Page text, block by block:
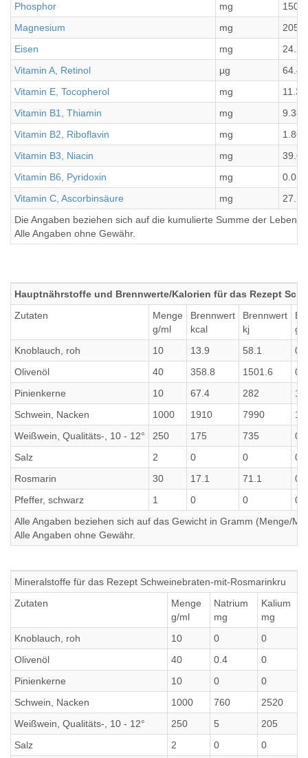
Phosphor
mg
1505
Magnesium
mg
205.8
Eisen
mg
24.2
Vitamin A, Retinol
µg
64.4
Vitamin E, Tocopherol
mg
11.33
Vitamin B1, Thiamin
mg
9.38
Vitamin B2, Riboflavin
mg
1.86
Vitamin B3, Niacin
mg
39.61
Vitamin B6, Pyridoxin
mg
0.05
Vitamin C, Ascorbinsäure
mg
27.1
Die Angaben beziehen sich auf die kumulierte Summe der
Alle Angaben ohne Gewähr.
Hauptnährstoffe und Brennwerte/Kalorien für das Rezept
Zutaten
Menge
g/ml
Brennwert
kcal
Brennwert
kj
g
Knoblauch, roh
10 13.9 58.1
Olivenöl
40 358.8 1501.6
0
Pinienkerne
10 67.4 282
1.3
Schwein, Nacken
1000 1910 7990
Weißwein, Qualitäts-, 10 - 12°
250 175 735
Salz
2 0 0
0
Rosmarin
30 17.1 71.1
Pfeffer, schwarz
1 0 0
0
Alle Angaben beziehen sich auf das Gewicht in Gramm (Menge/
Alle Angaben ohne Gewähr.
Mineralstoffe für das Rezept Schweinebraten-mit-Rosmarinkru
Zutaten
Menge
g/ml
Natrium
mg
Kalium
mg
Knoblauch, roh
10 0 0
Olivenöl
40 0.4 0
Pinienkerne
10 0 0
Schwein, Nacken
1000 760 2520
Weißwein, Qualitäts-, 10 - 12°
250 5 205
Salz
2 0 0